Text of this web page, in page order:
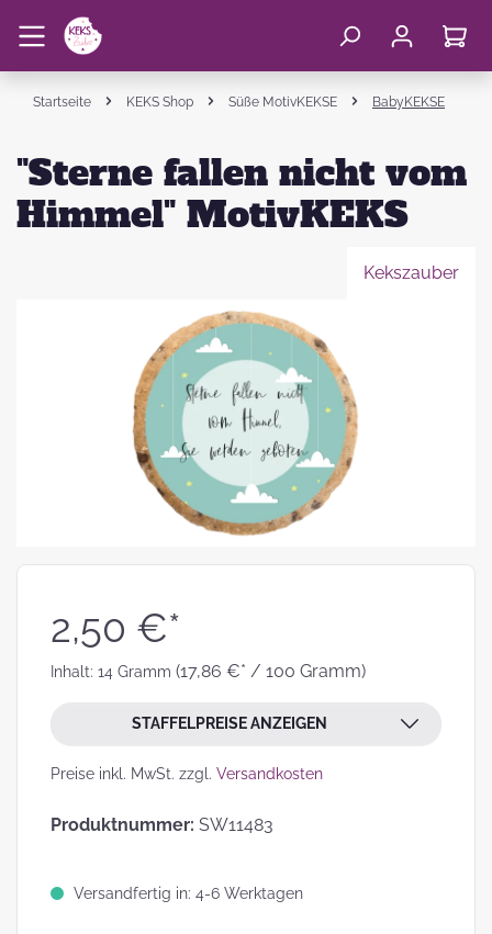
Startseite KEKS Shop Süße MotivKEKSE BabyKEKSE
"Sterne fallen nicht vom
Himmel" MotivKEKS
Kekszauber
2,50 €*
Inhalt: 14 Gramm (17,86 €* / 100 Gramm)
STAFFELPREISE ANZEIGEN
Preise inkl. MwSt. zzgl. Versandkosten
Produktnummer: SW11483
Versandfertig in: 4-6 Werktagen